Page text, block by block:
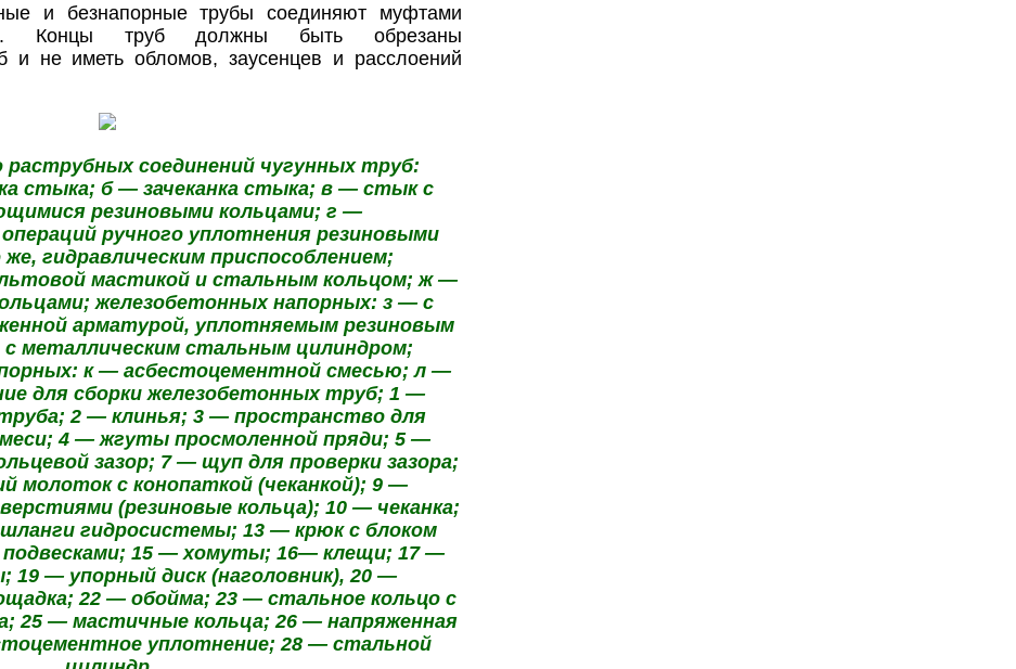
и безнапорные трубы соединяют муфтами
Концы труб должны быть обрезаны
и не иметь обломов, заусенцев и расслоений
соединений чугунных труб:
стыка; б — зачеканка стыка; в — стык с
резиновыми кольцами; г —
ручного уплотнения резиновыми
гидравлическим приспособлением;
мастикой и стальным кольцом; ж —
железобетонных напорных: з — с
арматурой, уплотняемым резиновым
металлическим стальным цилиндром;
к — асбестоцементной смесью; л —
для сборки железобетонных труб; 1 —
2 — клинья; 3 — пространство для
4 — жгуты просмоленной пряди; 5 —
зазор; 7 — щуп для проверки зазора;
молоток с конопаткой (чеканкой); 9 —
(резиновые кольца); 10 — чеканка;
гидросистемы; 13 — крюк с блоком
подвесками; 15 — хомуты; 16— клещи; 17 —
— упорный диск (наголовник), 20 —
22 — обойма; 23 — стальное кольцо с
25 — мастичные кольца; 26 — напряженная
уплотнение; 28 — стальной